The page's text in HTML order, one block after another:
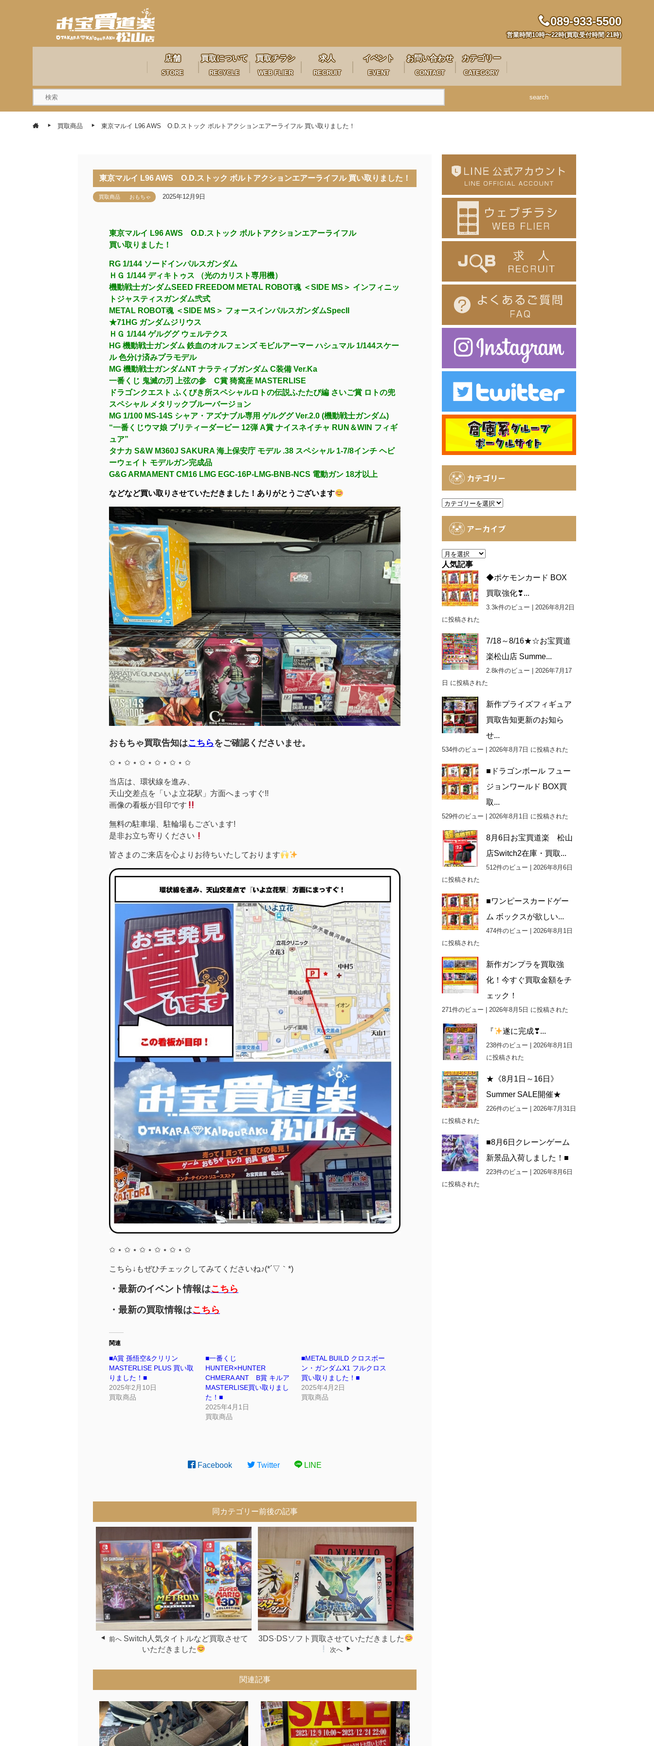
089-933-5500
営業時間10時〜22時(買取受付時間 21時)
店舗
STORE
買取について
RECYCLE
買取チラシ
WEB FLIER
求人
RECRUIT
イベント
EVENT
お問い合わせ
CONTACT
カテゴリー
CATEGORY
search
買取商品 東京マルイ L96 AWS O.D.ストック ボルトアクションエアーライフル 買い取りました！
東京マルイ L96 AWS O.D.ストック ボルトアクションエアーライフル 買い取りました！
買取商品 おもちゃ 2025年12月9日
東京マルイ L96 AWS O.D.ストック ボルトアクションエアーライフル
買い取りました！
RG 1/144 ソードインパルスガンダム
ＨＧ 1/144 ディキトゥス （光のカリスト専用機）
機動戦士ガンダムSEED FREEDOM METAL ROBOT魂 ＜SIDE MS＞ インフィニッ
トジャスティスガンダム弐式
METAL ROBOT魂 ＜SIDE MS＞ フォースインパルスガンダムSpecII
★71HG ガンダムジリウス
ＨＧ 1/144 ゲルググ ウェルテクス
HG 機動戦士ガンダム 鉄血のオルフェンズ モビルアーマー ハシュマル 1/144スケー
ル 色分け済みプラモデル
MG 機動戦士ガンダムNT ナラティブガンダム C装備 Ver.Ka
一番くじ 鬼滅の刃 上弦の参 C賞 猗窩座 MASTERLISE
ドラゴンクエスト ふくびき所スペシャルロトの伝説ふたたび編 さいご賞 ロトの兜
スペシャル メタリックブルーバージョン
MG 1/100 MS-14S シャア・アズナブル専用 ゲルググ Ver.2.0 (機動戦士ガンダム)
“一番くじウマ娘 プリティーダービー 12弾 A賞 ナイスネイチャ RUN＆WIN フィギ
ュア”
タナカ S&W M360J SAKURA 海上保安庁 モデル .38 スペシャル 1-7/8インチ ヘビ
ーウェイト モデルガン完成品
G&G ARMAMENT CM16 LMG EGC-16P-LMG-BNB-NCS 電動ガン 18才以上
などなど買い取りさせていただきました！ありがとうございます
おもちゃ買取告知はこちら をご確認くださいませ。
✩ ⋆ ✩ ⋆ ✩ ⋆ ✩ ⋆ ✩ ⋆ ✩
当店は、環状線を進み、
天山交差点を「いよ立花駅」方面へまっすぐ!!
画像の看板が目印です
無料の駐車場、駐輪場もございます!
是非お立ち寄りください
皆さまのご来店を心よりお待ちいたしております
✩ ⋆ ✩ ⋆ ✩ ⋆ ✩ ⋆ ✩ ⋆ ✩
こちら↓もぜひチェックしてみてくださいね♪(*´▽｀*)
・最新のイベント情報はこちら
・最新の買取情報はこちら
関連
■A賞 孫悟空&クリリン
MASTERLISE PLUS 買い取
りました！■
2025年2月10日
買取商品
■一番くじ
HUNTER×HUNTER
CHMERA ANT B賞 キルア
MASTERLISE買い取りまし
た！■
2025年4月1日
買取商品
■METAL BUILD クロスボー
ン・ガンダムX1 フルクロス
買い取りました！■
2025年4月2日
買取商品
Facebook Twitter LINE
同カテゴリー前後の記事
前へ Switch人気タイトルなど買取させて
いただきました
3DS·DSソフト買取させていただきました
次へ
関連記事
カテゴリー
カ
アーカイブ
ア
ー
カ
イ
ブ
人気記事
◆ポケモンカード BOX
買取強化❣...
3.3k件のビュー
2026年8月2日
に投稿された
7/18～8/16★☆お宝買道
楽松山店 Summe...
2.8k件のビュー
2026年7月17
日 に投稿された
新作プライズフィギュア
買取告知更新のお知ら
せ...
534件のビュー 2026年8月7日 に投稿された
■ドラゴンボール フュー
ジョンワールド BOX買
取...
529件のビュー 2026年8月1日 に投稿された
8月6日お宝買道楽 松山
店Switch2在庫・買取...
512件のビュー
2026年8月6日
に投稿された
■ワンピースカードゲー
ム ボックスが欲しい...
474件のビュー
2026年8月1日
に投稿された
新作ガンプラを買取強
化！今すぐ買取金額をチ
ェック！
271件のビュー 2026年8月5日 に投稿された
『 遂に完成❣...
238件のビュー
2026年8月1日
に投稿された
★《8月1日～16日》
Summer SALE開催★
226件のビュー
2026年7月31日
に投稿された
■8月6日クレーンゲーム
新景品入荷しました！■
223件のビュー
2026年8月6日
に投稿された